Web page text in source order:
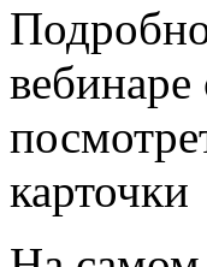
карточки